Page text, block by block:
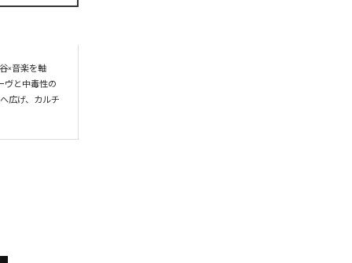
×音楽を軸
ヴと中毒性の
広げ、カルチ